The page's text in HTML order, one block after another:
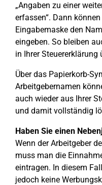
„Angaben zu einer
erfassen“. Dann
Eingabemaske den
eingeben. So bleiben
in Ihrer Steuererklärung
Über das Papierkorb-
Arbeitgebernamen
auch wieder aus Ihrer
und damit vollständig
Haben Sie einen
Wenn der Arbeitgeber
muss man die
eintragen. In diesem
jedoch keine